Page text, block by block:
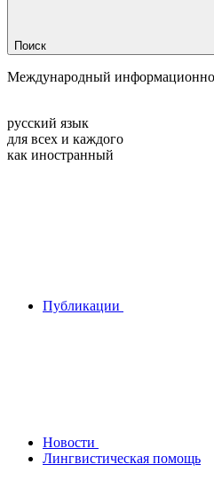
Поиск
Международный
русский язык
для всех и каждого
как иностранный
Публикации
Новости
Лингвистическая помощь